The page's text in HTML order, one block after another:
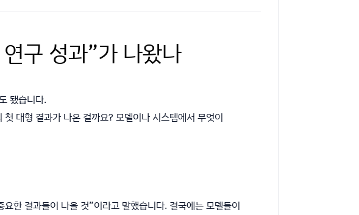
구 성과”가 나왔나
됐습니다.
대형 결과가 나온 걸까요? 모델이나 시스템에서 무엇이
한 결과들이 나올 것”이라고 말했습니다. 결국에는 모델들이